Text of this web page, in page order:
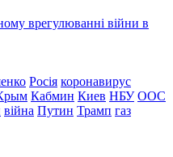
врегулюванні війни в
Росія коронавирус
Кабмин Киев НБУ ООС
війна Путин Трамп газ